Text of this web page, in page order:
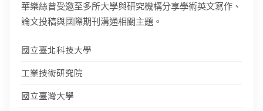
華樂絲曾受邀至多所大學與研究機構分享學術英文寫作、
論文投稿與國際期刊溝通相關主題。
國立臺北科技大學
工業技術研究院
國立臺灣大學